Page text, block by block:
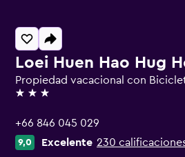
Loei Huen Hao Hug
Propiedad vacacional con
3 estrellas
+66 846 045 029
9,0 Excelente 230